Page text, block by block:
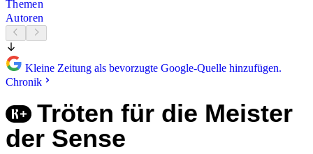
Themen
Autoren
Kleine Zeitung als bevorzugte Google-Quelle hinzufügen.
Chronik
Tröten für die Meister
der Sense